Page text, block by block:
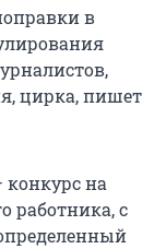
в
цирка, пишет
конкурс на
работника, с